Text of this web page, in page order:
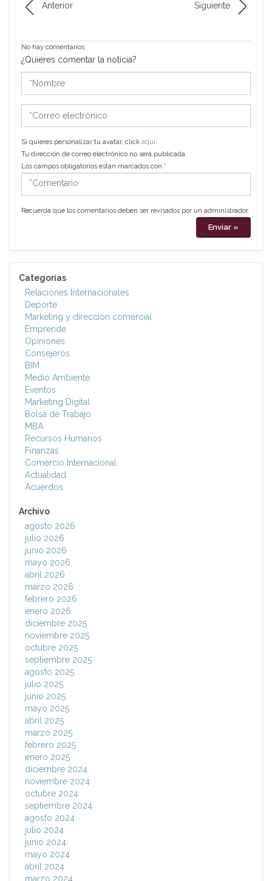
Anterior Siguiente
No hay comentarios
¿Quieres comentar la noticia?
*Nombre
*Correo
electrónico
Si quieres personalizar tu avatar, click aquí.
Tu dirección de correo electrónico no será publicada.
Los campos obligatorios están marcados con *
*Comentario
Recuerda que los comentarios deben ser revisados por un administrador.
Categorías
Relaciones Internacionales
Deporte
Marketing y dirección comercial
Emprende
Opiniones
Consejeros
BIM
Medio Ambiente
Eventos
Marketing Digital
Bolsa de Trabajo
MBA
Recursos Humanos
Finanzas
Comercio Internacional
Actualidad
Acuerdos
Archivo
agosto 2026
julio 2026
junio 2026
mayo 2026
abril 2026
marzo 2026
febrero 2026
enero 2026
diciembre 2025
noviembre 2025
octubre 2025
septiembre 2025
agosto 2025
julio 2025
junio 2025
mayo 2025
abril 2025
marzo 2025
febrero 2025
enero 2025
diciembre 2024
noviembre 2024
octubre 2024
septiembre 2024
agosto 2024
julio 2024
junio 2024
mayo 2024
abril 2024
marzo 2024